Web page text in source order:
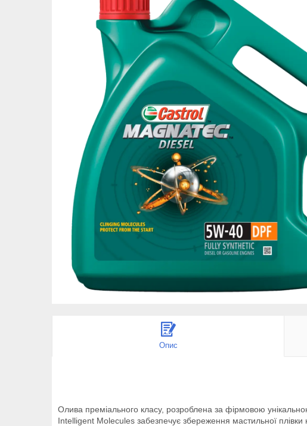
Опис
Олива преміального класу, розроблена за фірмовою
Intelligent Molecules забезпечує збереження мастильної плівки